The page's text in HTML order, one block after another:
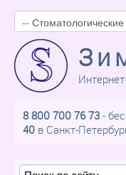
8 800 700 76 73 -
40 в Санкт-